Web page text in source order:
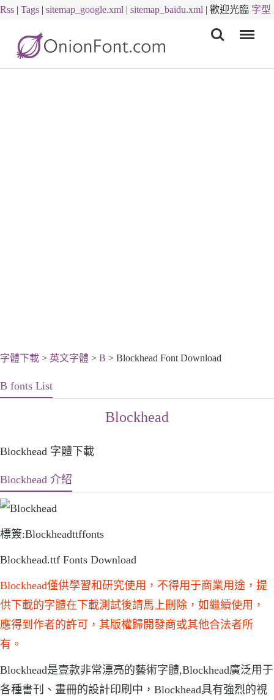
Rss | Tags | sitemap_google.xml | sitemap_baidu.xml | 歡迎光臨 字型
字體下載 > 英文字體 > B > Blockhead Font Download
B fonts List
Blockhead
Blockhead 字體下載
Blockhead 介紹
標簽:Blockheadttffonts
Blockhead.ttf Fonts Download
Blockhead僅供學習和研究使用，不得用于商業用途，提
供下載的字體在下載測試後請馬上刪除，如繼續使用，
應得到作者的許可，其版權歸開發商或其他合法者所
有。
Blockhead是壹款非常漂亮的藝術字體,Blockhead廣泛用于
各種書刊、畫冊的設計印刷中，Blockhead具有強烈的視